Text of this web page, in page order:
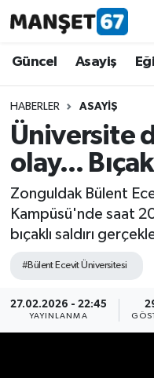
Güncel Asayiş
HABERLER ASAYIŞ
Üniversite
olay...
Zonguldak Bülent
Kampüsü'nde saat
bıçaklı saldırı
#Bülent Ecevit Üniversitesi
27.02.2026 - 22:45
YAYINLANMA
Güncel
Asayiş
Siyaset
Spor
Eğitim
Ekonomi
Kültür-Sanat